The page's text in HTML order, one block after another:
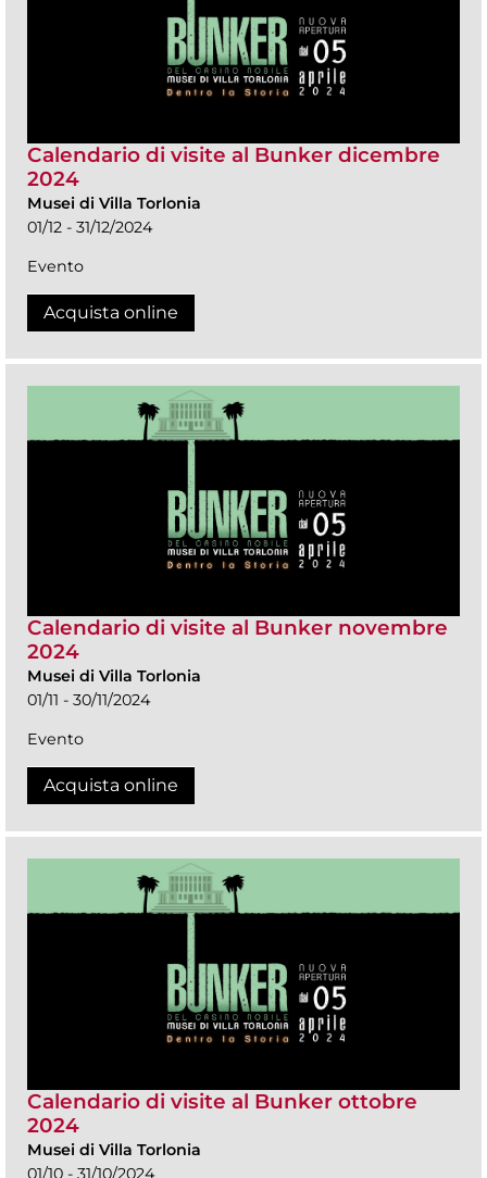
Calendario di visite al Bunker dicembre
2024
Musei di Villa Torlonia
01/12 - 31/12/2024
Evento
Acquista online
Calendario di visite al Bunker novembre
2024
Musei di Villa Torlonia
01/11 - 30/11/2024
Evento
Acquista online
Calendario di visite al Bunker ottobre
2024
Musei di Villa Torlonia
01/10 - 31/10/2024